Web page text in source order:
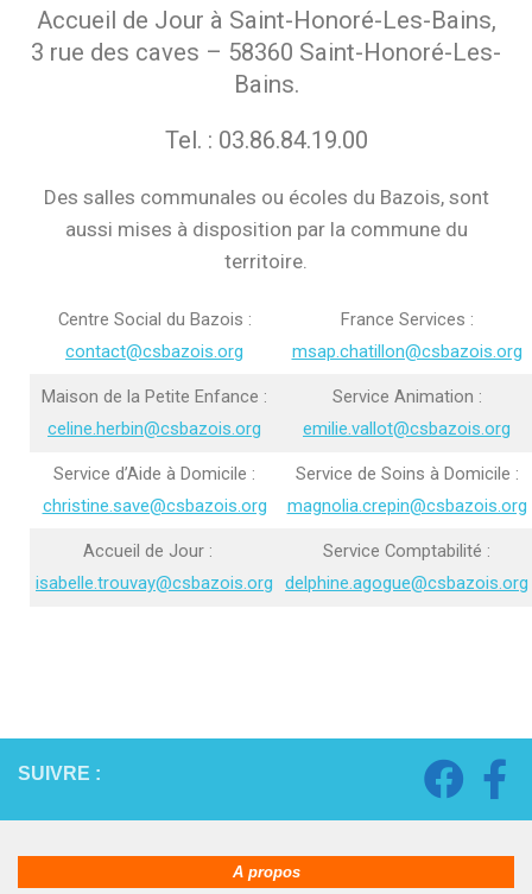
Accueil de Jour à Saint-Honoré-Les-Bains,
3 rue des caves – 58360 Saint-Honoré-Les-
Bains.
Tel. : 03.86.84.19.00
Des salles communales ou écoles du Bazois, sont
aussi mises à disposition par la commune du
territoire.
Centre Social du Bazois :
contact@csbazois.org
France Services :
msap.chatillon@csbazois.org
Maison de la Petite Enfance :
celine.herbin@csbazois.org
Service Animation :
emilie.vallot@csbazois.org
Service d’Aide à Domicile :
christine.save@csbazois.org
Service de Soins à Domicile :
magnolia.crepin@csbazois.org
Accueil de Jour :
isabelle.trouvay@csbazois.org
Service Comptabilité :
delphine.agogue@csbazois.org
SUIVRE :
A propos